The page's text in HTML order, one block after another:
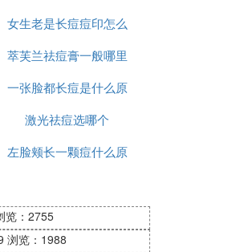
品残留物。~
你的习惯。要尽量避
是一套完整的防晒程
一次
女生老是长痘痘印怎么
办
萃芙兰祛痘膏一般哪里
有卖
一张脸都长痘是什么原
因
激光祛痘选哪个
左脸颊长一颗痘什么原
览：2755
浏览：1988